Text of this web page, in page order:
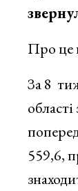
Про це
За 8
559,6,